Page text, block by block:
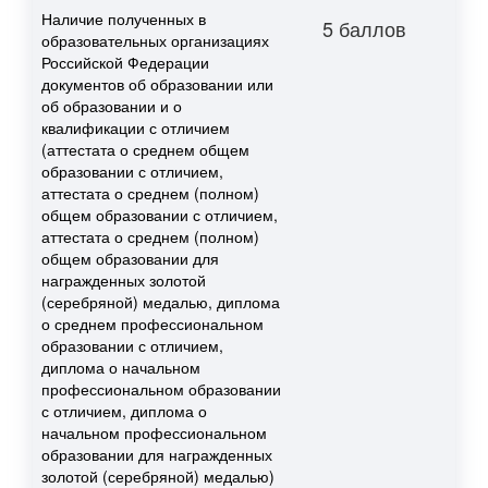
Наличие полученных в
образовательных организациях
Российской Федерации
документов об образовании или
об образовании и о
квалификации с отличием
(аттестата о среднем общем
образовании с отличием,
аттестата о среднем (полном)
общем образовании с отличием,
аттестата о среднем (полном)
общем образовании для
награжденных золотой
(серебряной) медалью, диплома
о среднем профессиональном
образовании с отличием,
диплома о начальном
профессиональном образовании
с отличием, диплома о
начальном профессиональном
образовании для награжденных
золотой (серебряной) медалью)
5 баллов